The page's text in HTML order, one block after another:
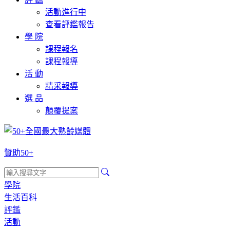
活動進行中
查看評鑑報告
學 院
課程報名
課程報導
活 動
精采報導
選 品
顛覆提案
贊助50+
學院
生活百科
評鑑
活動